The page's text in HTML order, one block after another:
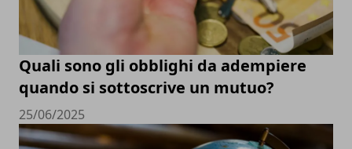
Quali sono gli obblighi da adempiere
quando si sottoscrive un mutuo?
25/06/2025